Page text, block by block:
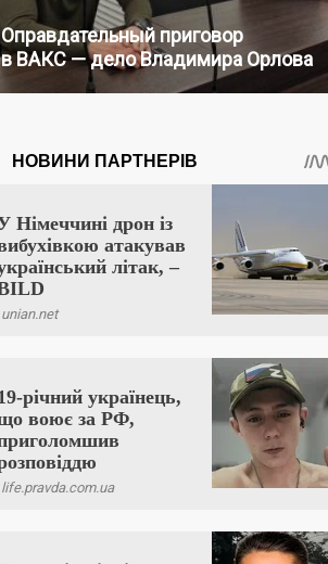
Оправдательный приговор
в ВАКС — дело Владимира Орлова